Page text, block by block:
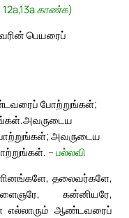
12a,13a காண்க)
பெயரைப்
போற்றுங்கள்;
அவருடைய
அவருடைய
– பல்லவி
தலைவர்களே,
கன்னியரே,
எல்லாரும் ஆண்டவரைப்